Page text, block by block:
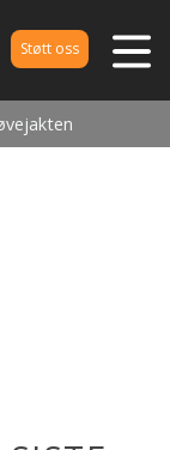
Støtt oss